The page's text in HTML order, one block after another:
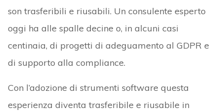
son trasferibili e riusabili. Un consulente esperto
oggi ha alle spalle decine o, in alcuni casi
centinaia, di progetti di adeguamento al GDPR e
di supporto alla compliance.
Con l’adozione di strumenti software questa
esperienza diventa trasferibile e riusabile in